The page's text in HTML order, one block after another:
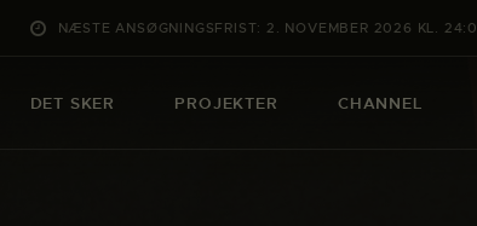
NÆSTE ANSØGNINGSFRIST: 2. NOVEMBER 2026 KL.
DET SKER PROJEKTER CHANNEL